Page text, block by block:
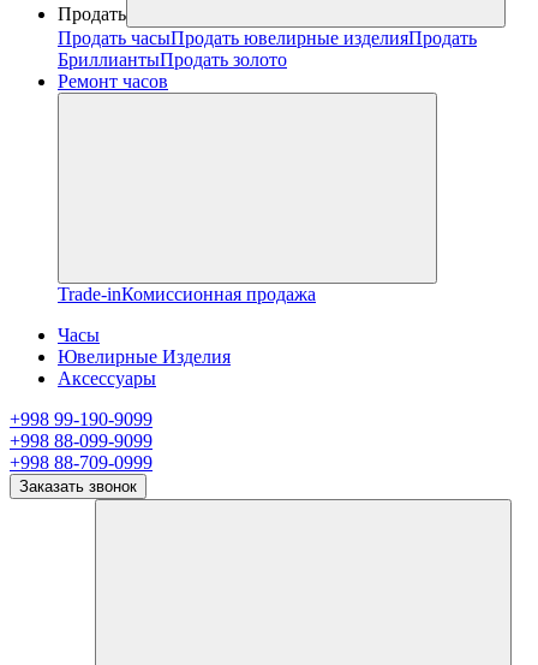
Продать
Продать часыПродать ювелирные изделияПродать
БриллиантыПродать золото
Ремонт часов
Trade-inКомиссионная продажа
Часы
Ювелирные Изделия
Аксессуары
+998 99-190-9099
+998 88-099-9099
+998 88-709-0999
Заказать звонок